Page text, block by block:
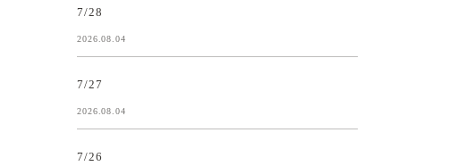
7/28
2026.08.04
7/27
2026.08.04
7/26